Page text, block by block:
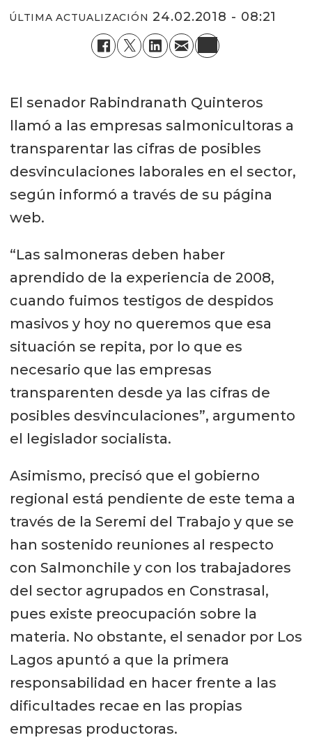
ÚLTIMA ACTUALIZACIÓN 24.02.2018 - 08:21
El senador Rabindranath Quinteros
llamó a las empresas salmonicultoras a
transparentar las cifras de posibles
desvinculaciones laborales en el sector,
según informó a través de su página
web.
“Las salmoneras deben haber
aprendido de la experiencia de 2008,
cuando fuimos testigos de despidos
masivos y hoy no queremos que esa
situación se repita, por lo que es
necesario que las empresas
transparenten desde ya las cifras de
posibles desvinculaciones”, argumento
el legislador socialista.
Asimismo, precisó que el gobierno
regional está pendiente de este tema a
través de la Seremi del Trabajo y que se
han sostenido reuniones al respecto
con Salmonchile y con los trabajadores
del sector agrupados en Constrasal,
pues existe preocupación sobre la
materia. No obstante, el senador por Los
Lagos apuntó a que la primera
responsabilidad en hacer frente a las
dificultades recae en las propias
empresas productoras.